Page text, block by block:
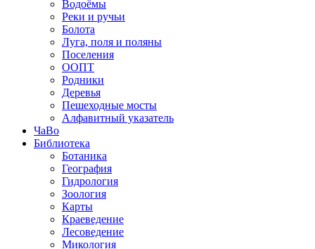
Водоёмы
Реки и ручьи
Болота
Луга, поля и поляны
Поселения
ООПТ
Родники
Деревья
Пешеходные мосты
Алфавитный указатель
ЧаВо
Библиотека
Ботаника
География
Гидрология
Зоология
Карты
Краеведение
Лесоведение
Микология